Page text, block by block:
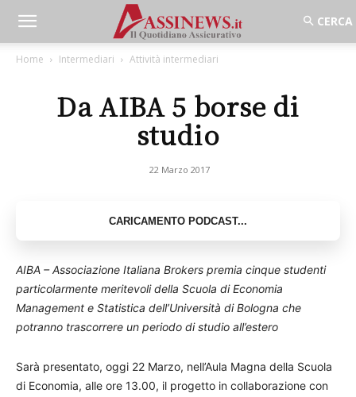
Home Intermediari Attività intermediari
Da AIBA 5 borse di
studio
22 Marzo 2017
AIBA – Associazione Italiana Brokers premia cinque studenti
particolarmente meritevoli della Scuola di Economia
Management e Statistica dell’Università di Bologna che
potranno trascorrere un periodo di studio all’estero
Sarà presentato, oggi 22 Marzo, nell’Aula Magna della Scuola
di Economia, alle ore 13.00, il progetto in collaborazione con